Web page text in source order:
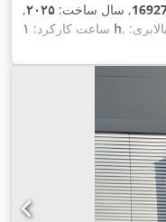
, سال ساخت: ۲۰۲۵,
ساعت کارکرد: ۱ h
, ولتاژ باتری: